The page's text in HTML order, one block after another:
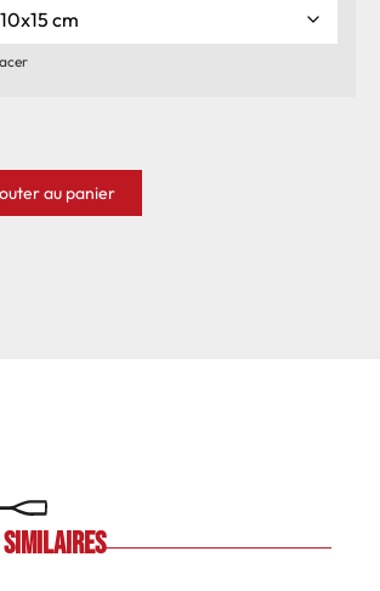
au panier